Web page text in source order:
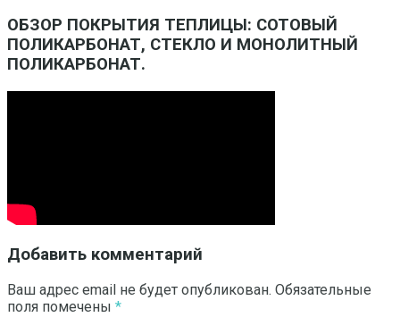
ОБЗОР ПОКРЫТИЯ ТЕПЛИЦЫ: СОТОВЫЙ
ПОЛИКАРБОНАТ, СТЕКЛО И МОНОЛИТНЫЙ
ПОЛИКАРБОНАТ.
Добавить комментарий
Ваш адрес email не будет опубликован. Обязательные
поля помечены *